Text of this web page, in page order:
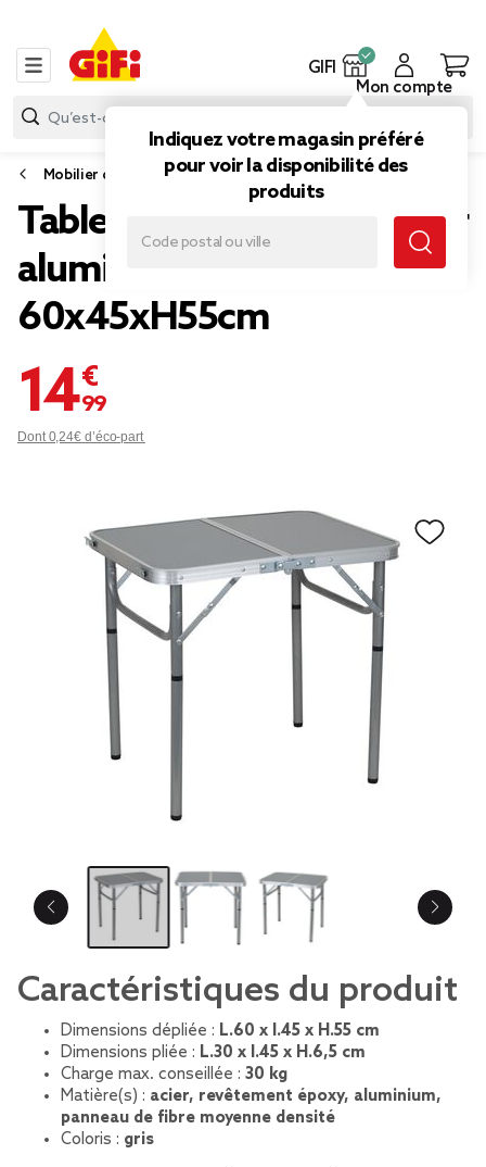
GIFI
Indiquez votre magasin préféré
pour voir la disponibilité des
produits
Mon compte
Mobilier de camping
Table camping pliable acier
aluminium bois
60x45xH55cm
14,99 €
Dont 0,24€ d’éco-part
Caractéristiques du produit
Dimensions dépliée : L.60 x l.45 x H.55 cm
Dimensions pliée : L.30 x l.45 x H.6,5 cm
Charge max. conseillée : 30 kg
Matière(s) : acier, revêtement époxy, aluminium,
panneau de fibre moyenne densité
Coloris : gris